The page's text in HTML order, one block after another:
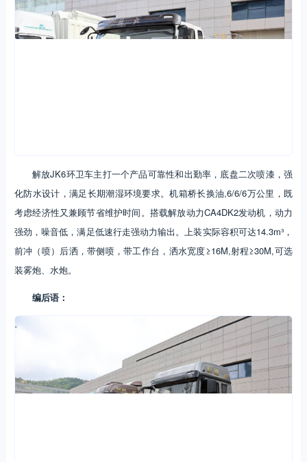
解放JK6环卫车主打一个产品可靠性和出勤率，底盘二次喷漆，强
化防水设计，满足长期潮湿环境要求。机箱桥长换油,6/6/6万公里，既
考虑经济性又兼顾节省维护时间。搭载解放动力CA4DK2发动机，动力
强劲，噪音低，满足低速行走强动力输出。上装实际容积可达14.3m³，
前冲（喷）后洒，带侧喷，带工作台，洒水宽度≥16M,射程≥30M,可选
装雾炮、水炮。
编后语：